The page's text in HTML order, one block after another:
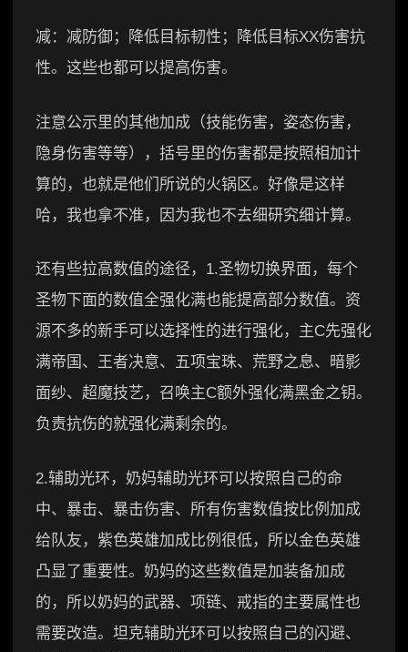
减：减防御；降低目标韧性；降低目标XX伤害抗
性。这些也都可以提高伤害。
注意公示里的其他加成（技能伤害，姿态伤害，
隐身伤害等等），括号里的伤害都是按照相加计
算的，也就是他们所说的火锅区。好像是这样
哈，我也拿不准，因为我也不去细研究细计算。
还有些拉高数值的途径，1.圣物切换界面，每个
圣物下面的数值全强化满也能提高部分数值。资
源不多的新手可以选择性的进行强化，主C先强化
满帝国、王者决意、五项宝珠、荒野之息、暗影
面纱、超魔技艺，召唤主C额外强化满黑金之钥。
负责抗伤的就强化满剩余的。
2.辅助光环，奶妈辅助光环可以按照自己的命
中、暴击、暴击伤害、所有伤害数值按比例加成
给队友，紫色英雄加成比例很低，所以金色英雄
凸显了重要性。奶妈的这些数值是加装备加成
的，所以奶妈的武器、项链、戒指的主要属性也
需要改造。坦克辅助光环可以按照自己的闪避、